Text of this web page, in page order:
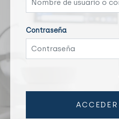
Contraseña
Contraseña
ACCEDER